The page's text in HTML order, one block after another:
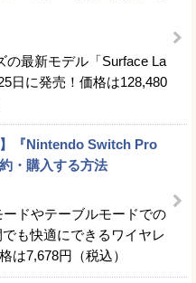
の最新モデル「Surface La
日に発売！価格は128,480
】『Nintendo Switch Pro
・購入する方法
ドやテーブルモードでの
も快適にできるワイヤレ
は7,678円（税込）